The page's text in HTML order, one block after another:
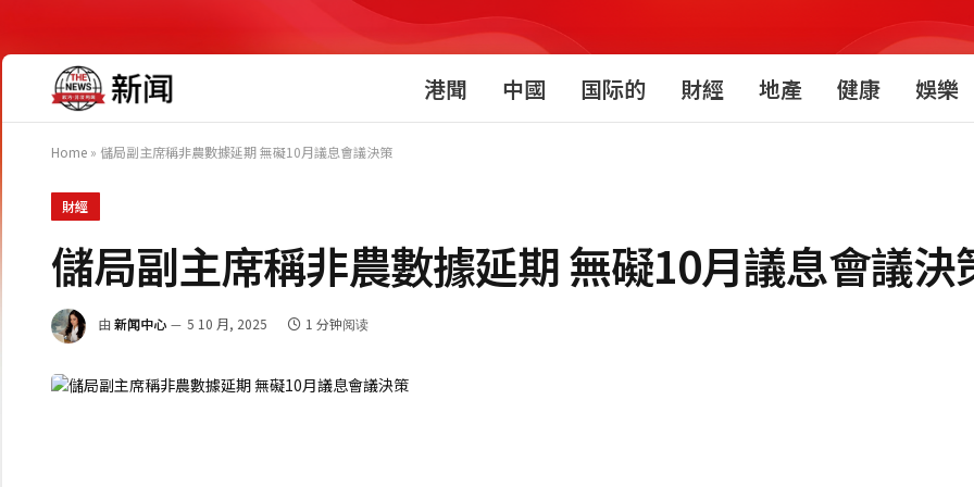
港聞 中國 国际的 財經 地產 健康 娛樂
Home » 儲局副主席稱非農數據延期 無礙10月議息會議決策
財經
儲局副主席稱非農數據延期 無礙10月議息會議決
由 新闻中心 5 10 月, 2025 1 分钟阅读